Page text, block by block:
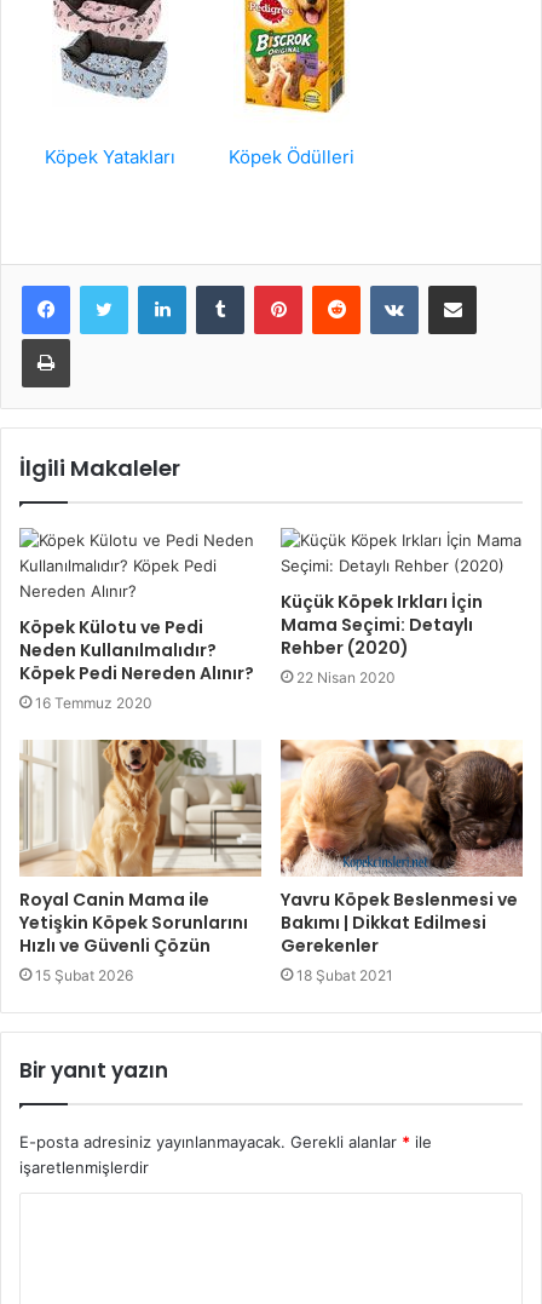
Köpek Yatakları Köpek Ödülleri
LinkedInTumblr PinterestReddit VKontakteE-Posta ile paylaş
Yazdır
İlgili Makaleler
Köpek Külotu ve Pedi
Neden Kullanılmalıdır?
Köpek Pedi Nereden Alınır?
16 Temmuz 2020
Küçük Köpek Irkları İçin
Mama Seçimi: Detaylı
Rehber (2020)
22 Nisan 2020
Royal Canin Mama ile
Yetişkin Köpek Sorunlarını
Hızlı ve Güvenli Çözün
15 Şubat 2026
Yavru Köpek Beslenmesi ve
Bakımı | Dikkat Edilmesi
Gerekenler
18 Şubat 2021
Bir yanıt yazın
E-posta adresiniz yayınlanmayacak. Gerekli alanlar * ile
işaretlenmişlerdir